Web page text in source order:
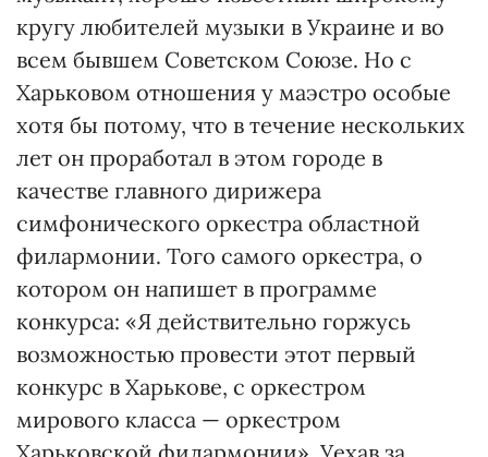
кругу любителей музыки в Украине и во
всем бывшем Советском Союзе. Но с
Харьковом отношения у маэстро особые
хотя бы потому, что в течение нескольких
лет он проработал в этом городе в
качестве главного дирижера
симфонического оркестра областной
филармонии. Того самого оркестра, о
котором он напишет в программе
конкурса: «Я действительно горжусь
возможностью провести этот первый
конкурс в Харькове, с оркестром
мирового класса — оркестром